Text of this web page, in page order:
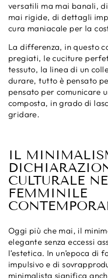
versatili ma mai banali,
mai rigide, di dettagli
cura maniacale per la
La differenza, in questo
pregiati, le cuciture
tessuto, la linea di un
durare, tutto è pensato
pensato per comunicare
composta, in grado di
gridare.
IL
CULTURALE
FEMMINILE
Oggi più che mai, il
elegante senza eccessi
l’estetica. In un’epoca di
impulsivo e di
minimalista significa